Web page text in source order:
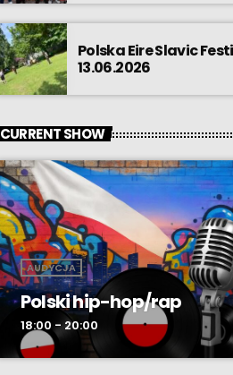
Polska Eire Slavic
13.06.2026
CURRENT SHOW
AUDYCJA
Polski hip-hop/rap
18:00 - 20:00